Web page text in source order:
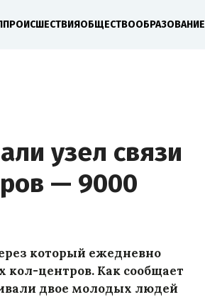
ПРОИСШЕСТВИЯОБЩЕСТВООБРАЗОВАНИЕ
узел связи
— 9000
который ежедневно
кол-центров. Как сообщает
двое молодых людей